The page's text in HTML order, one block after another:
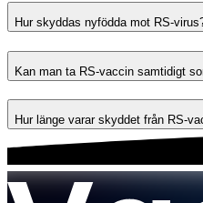
Hur skyddas nyfödda mot RS-
Kan man ta RS-vaccin samtidigt
Hur länge varar skyddet från RS-